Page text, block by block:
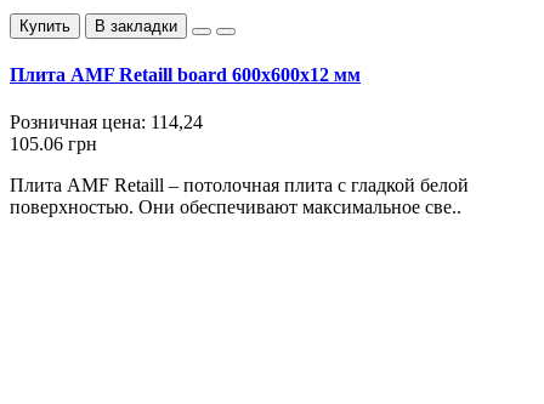
Купить В закладки
Плита AMF Retaill board 600х600х12 мм
Розничная цена: 114,24
105.06 грн
Плита AMF Retaill – потолочная плита с гладкой белой
поверхностью. Они обеспечивают максимальное све..